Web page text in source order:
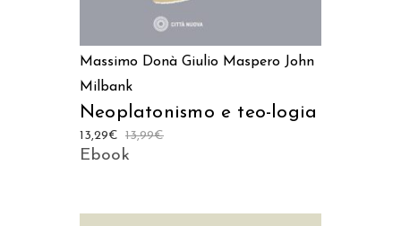
Massimo Donà Giulio Maspero John
Milbank
Neoplatonismo e teo-logia
13,99€
13,29€
Ebook